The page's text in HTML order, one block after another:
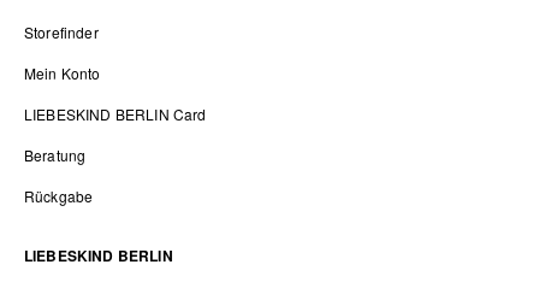
Storefinder
Mein Konto
LIEBESKIND BERLIN Card
Beratung
Rückgabe
LIEBESKIND BERLIN